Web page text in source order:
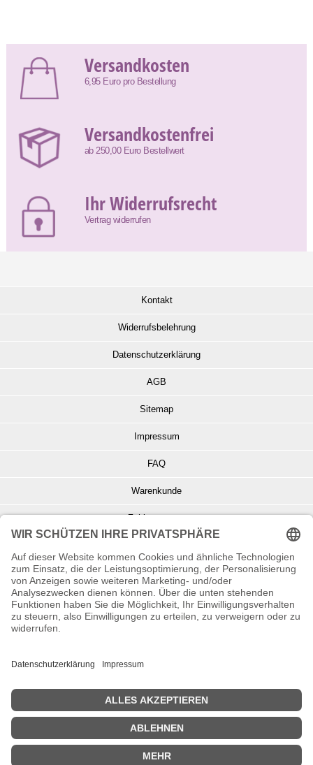
Versandkosten
6,95 Euro pro Bestellung
Versandkostenfrei
ab 250,00 Euro Bestellwert
Ihr Widerrufsrecht
Vertrag widerrufen
Kontakt
Widerrufsbelehrung
Datenschutzerklärung
AGB
Sitemap
Impressum
FAQ
Warenkunde
Zahlungsarten
Info zu Elektro- u. Elektronikgeräten
Batterieentsorgung
Informationen zur Echtheit von Kundenbewertungen
© Copyright 2026 Wohnambiente-Shop